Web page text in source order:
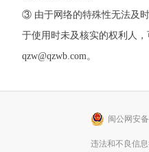
③ 由于网络的特殊性无法及
于使用时未及核实的权利人
qzw@qzwb.com。
闽公网安
违法和不良信